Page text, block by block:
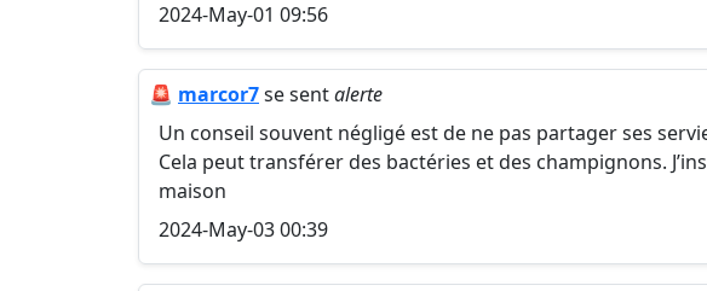
2024-May-01 09:56
🚨 marcor7se sentalerte
Un conseil souvent négligé est de ne pas partager ses
Cela peut transférer des bactéries et des champignons.
maison
2024-May-03 00:39